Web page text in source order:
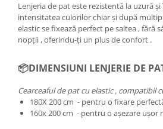
Lenjeria de pat este rezistentă la uzură
intensitatea culorilor chiar și după
elastic se fixează perfect pe saltea , fără
nopții , oferindu-ți un plus de confort .
📦DIMENSIUNI LENJERIE DE
Cearceaful de pat cu elastic , compatibil
180X 200 cm - pentru o fixare
160x 200 cm - pentru o așezare ușor